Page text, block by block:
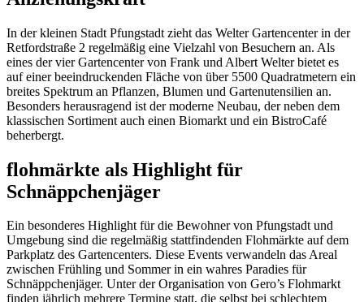
In der kleinen Stadt Pfungstadt zieht das Welter Gartencenter in der
Retfordstraße 2 regelmäßig eine Vielzahl von Besuchern an. Als
eines der vier Gartencenter von Frank und Albert Welter bietet es
auf einer beeindruckenden Fläche von über 5500 Quadratmetern ein
breites Spektrum an Pflanzen, Blumen und Gartenutensilien an.
Besonders herausragend ist der moderne Neubau, der neben dem
klassischen Sortiment auch einen Biomarkt und ein BistroCafé
beherbergt.
flohmärkte als Highlight für
Schnäppchenjäger
Ein besonderes Highlight für die Bewohner von Pfungstadt und
Umgebung sind die regelmäßig stattfindenden Flohmärkte auf dem
Parkplatz des Gartencenters. Diese Events verwandeln das Areal
zwischen Frühling und Sommer in ein wahres Paradies für
Schnäppchenjäger. Unter der Organisation von Gero’s Flohmarkt
finden jährlich mehrere Termine statt, die selbst bei schlechtem